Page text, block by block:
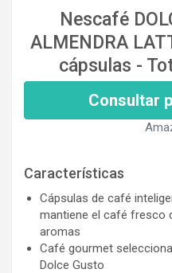
Nescafé
ALMENDRA
cápsulas -
Consultar
Características
Cápsulas de café
mantiene el café fresco
aromas
Café gourmet
Dolce Gusto